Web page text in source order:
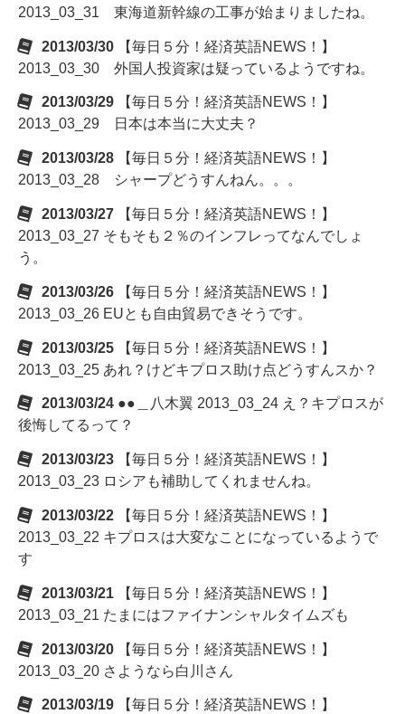
2013_03_31 東海道新幹線の工事が始まりましたね。
2013/03/30
【毎日５分！経済英語NEWS！】
2013_03_30 外国人投資家は疑っているようですね。
2013/03/29
【毎日５分！経済英語NEWS！】
2013_03_29 日本は本当に大丈夫？
2013/03/28
【毎日５分！経済英語NEWS！】
2013_03_28 シャープどうすんねん。。。
2013/03/27
【毎日５分！経済英語NEWS！】
2013_03_27 そもそも２％のインフレってなんでしょ
う。
2013/03/26
【毎日５分！経済英語NEWS！】
2013_03_26 EUとも自由貿易できそうです。
2013/03/25
【毎日５分！経済英語NEWS！】
2013_03_25 あれ？けどキプロス助け点どうすんスか？
2013/03/24 ●●＿八木翼 2013_03_24 え？キプロスが
後悔してるって？
2013/03/23
【毎日５分！経済英語NEWS！】
2013_03_23 ロシアも補助してくれませんね。
2013/03/22
【毎日５分！経済英語NEWS！】
2013_03_22 キプロスは大変なことになっているようで
す
2013/03/21
【毎日５分！経済英語NEWS！】
2013_03_21 たまにはファイナンシャルタイムズも
2013/03/20
【毎日５分！経済英語NEWS！】
2013_03_20 さようなら白川さん
2013/03/19
【毎日５分！経済英語NEWS！】